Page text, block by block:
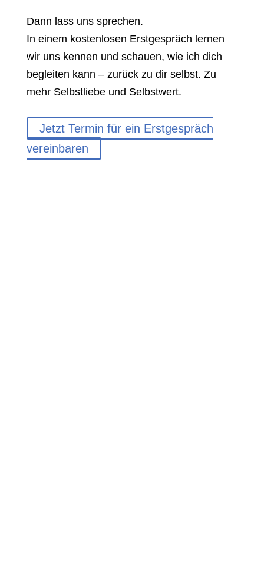
Dann lass uns sprechen.
In einem kostenlosen Erstgespräch lernen
wir uns kennen und schauen, wie ich dich
begleiten kann – zurück zu dir selbst. Zu
mehr Selbstliebe und Selbstwert.
Jetzt Termin für ein Erstgespräch
vereinbaren